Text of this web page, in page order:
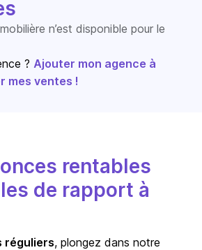
n’est disponible pour le
? Ajouter mon agence à
mes ventes !
rentables
de rapport à
réguliers, plongez dans notre